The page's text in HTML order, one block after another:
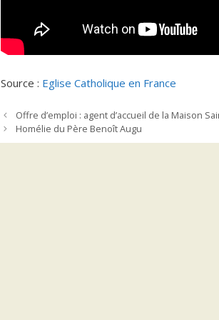
Source : Eglise Catholique en France
Offre d’emploi : agent d’accueil de la Maison
Homélie du Père Benoît Augu